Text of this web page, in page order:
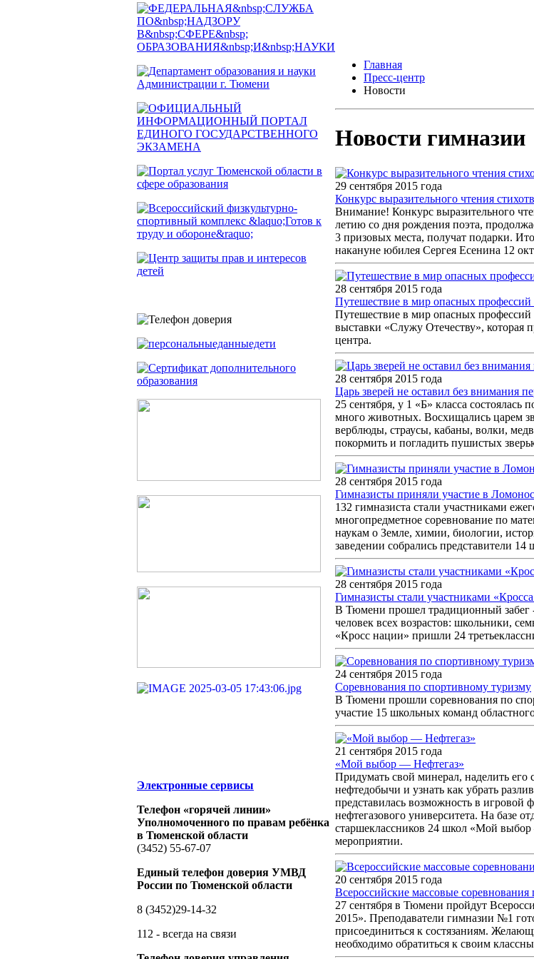
Электронные сервисы
Телефон «горячей линии»
Уполномоченного по правам ребёнка
в Тюменской области
(3452) 55-67-07
Единый телефон доверия УМВД
России по Тюменской области
8 (3452)29-14-32
112 - всегда на связи
Главная
Пресс-центр
Новости
Новости гимназии
29 сентября 2015 года
Конкурс выразительного чтения
Внимание! Конкурс выразительного
летию со дня рождения поэта,
3 призовых места, получат подарки.
накануне юбилея Сергея Есенина 12
28 сентября 2015 года
Путешествие в мир опасных
Путешествие в мир опасных
выставки «Служу Отечеству», которая
центра.
28 сентября 2015 года
Царь зверей не оставил без внимания
25 сентября, у 1 «Б» класса
много животных. Восхищались царем
верблюды, страусы, кабаны, волки,
покормить и погладить пушистых
28 сентября 2015 года
Гимназисты приняли участие в
132 гимназиста стали участниками
многопредметное соревнование по
наукам о Земле, химии, биологии,
заведении собрались представители
28 сентября 2015 года
Гимназисты стали участниками
В Тюмени прошел традиционный забег
человек всех возрастов: школьники,
«Кросс нации» пришли 24
24 сентября 2015 года
Соревнования по спортивному туризму
В Тюмени прошли соревнования по
участие 15 школьных команд
21 сентября 2015 года
«Мой выбор — Нефтегаз»
Придумать свой минерал, наделить его
нефтедобычи и узнать как убрать
представилась возможность в игровой
нефтегазового университета. На базе
старшеклассников 24 школ «Мой
мероприятии.
20 сентября 2015 года
Всероссийские массовые
27 сентября в Тюмени пройдут
2015». Преподаватели гимназии №1
присоединиться к состязаниям.
необходимо обратиться к своим